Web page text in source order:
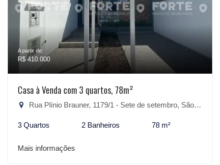
A partir de:
R$ 410.000
Casa à Venda com 3 quartos, 78m²
Rua Plínio Brauner, 1179/1 - Sete de setembro, São Lourenço do Sul-RS
3 Quartos 2 Banheiros 78 m²
Mais informações